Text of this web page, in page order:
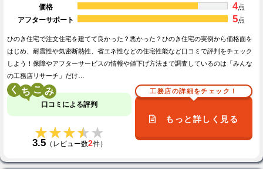
価格
4点
アフターサポート
5点
ひのき住宅で注文住宅を建てて良かった？悪かった？ひのき住宅の実例から価格面を
はじめ、耐震性や気密断熱性、省エネ性などの住宅性能など口コミで評判をチェック
しよう！保障やアフターサービスの情報や値下げ方法まで調査しているのは「みんな
の工務店リサーチ」だけ…
く こ
口コミによる評判
★★★★★
★★★★★
3.5（レビュー数2件）
工務店の詳細をチェック！
もっと詳しく見る